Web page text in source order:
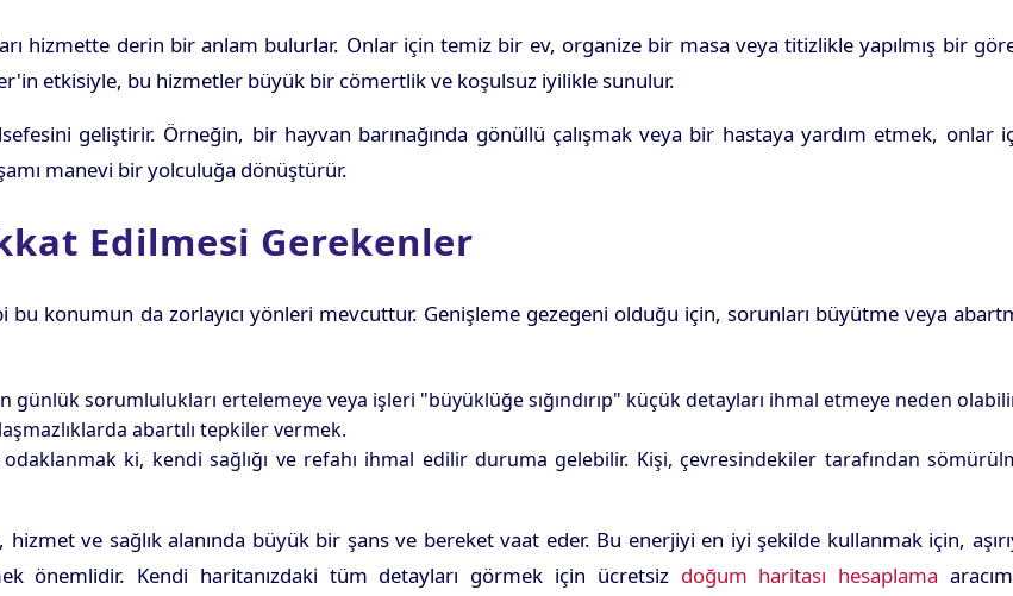
hizmette derin bir anlam bulurlar. Onlar için temiz bir ev, organize bir masa veya titizlikle yapılmış bir
etkisiyle, bu hizmetler büyük bir cömertlik ve koşulsuz iyilikle sunulur.
geliştirir. Örneğin, bir hayvan barınağında gönüllü çalışmak veya bir hastaya yardım etmek, onlar
manevi bir yolculuğa dönüştürür.
Edilmesi Gerekenler
konumun da zorlayıcı yönleri mevcuttur. Genişleme gezegeni olduğu için, sorunları büyütme veya
günlük sorumlulukları ertelemeye veya işleri "büyüklüğe sığındırıp" küçük detayları ihmal etmeye neden
abartılı tepkiler vermek.
ki, kendi sağlığı ve refahı ihmal edilir duruma gelebilir. Kişi, çevresindekiler tarafından
ve sağlık alanında büyük bir şans ve bereket vaat eder. Bu enerjiyi en iyi şekilde kullanmak için,
önemlidir. Kendi haritanızdaki tüm detayları görmek için ücretsiz doğum haritası hesaplama